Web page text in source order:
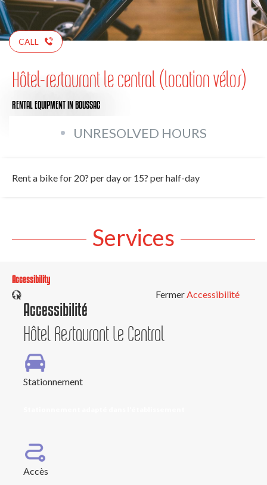
CALL
Hôtel-restaurant le central (location vélos)
RENTAL EQUIPMENTIN BOUSSAC
UNRESOLVED HOURS
Rent a bike for 20? per day or 15? per half-day
Services
Accessibility
Fermer
Accessibilité
Hôtel Restaurant Le Central
Stationnement
Accès
Accessibilité